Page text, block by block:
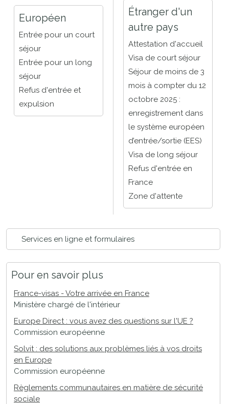
Européen
Entrée pour un court
séjour
Entrée pour un long
séjour
Refus d'entrée et
expulsion
Étranger d'un
autre pays
Attestation d'accueil
Visa de court séjour
Séjour de moins de 3
mois à compter du 12
octobre 2025 :
enregistrement dans
le système européen
d’entrée/sortie (EES)
Visa de long séjour
Refus d'entrée en
France
Zone d'attente
Services en ligne et formulaires
Pour en savoir plus
France-visas - Votre arrivée en France
Ministère chargé de l'intérieur
Europe Direct : vous avez des questions sur l'UE ?
Commission européenne
Solvit : des solutions aux problèmes liés à vos droits
en Europe
Commission européenne
Règlements communautaires en matière de sécurité
sociale